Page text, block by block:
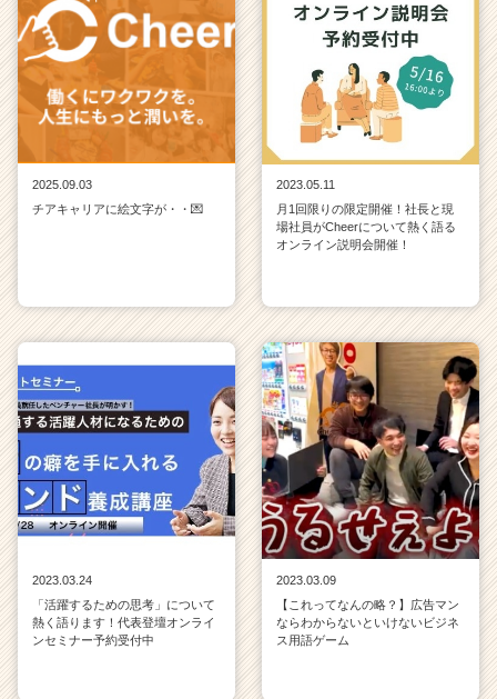
2025.09.03
チアキャリアに絵文字が・・💌
2023.05.11
月1回限りの限定開催！社長と現
場社員がCheerについて熱く語る
オンライン説明会開催！
2023.03.24
「活躍するための思考」について
熱く語ります！代表登壇オンライ
ンセミナー予約受付中
2023.03.09
【これってなんの略？】広告マン
ならわからないといけないビジネ
ス用語ゲーム